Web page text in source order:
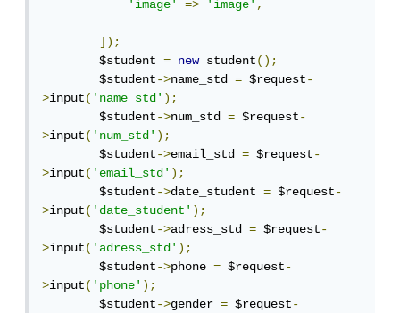
'image'
=> 'image',
]);
        $student
= new student();
        $student
->name_std = $request-
>input('name_std');
        $student
->num_std = $request-
>input('num_std');
        $student
->email_std = $request-
>input('email_std');
        $student
->date_student = $request-
>input('date_student');
        $student
->adress_std = $request-
>input('adress_std');
        $student
->phone = $request-
>input('phone');
        $student
->gender = $request-